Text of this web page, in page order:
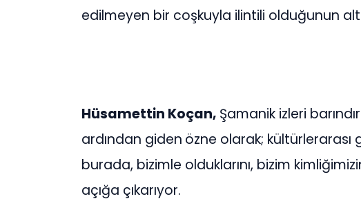
edilmeyen bir coşkuyla ilintili olduğunun
Hüsamettin Koçan, Şamanik izleri
ardından giden özne olarak; kültürlerarası
burada, bizimle olduklarını, bizim
açığa çıkarıyor.